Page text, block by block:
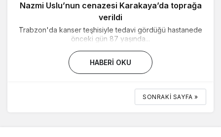
Nazmi Uslu’nun cenazesi Karakaya’da toprağa
verildi
Trabzon'da kanser teşhisiyle tedavi gördüğü hastanede
önceki gün 87 yaşında...
HABERI OKU
SONRAKI SAYFA »